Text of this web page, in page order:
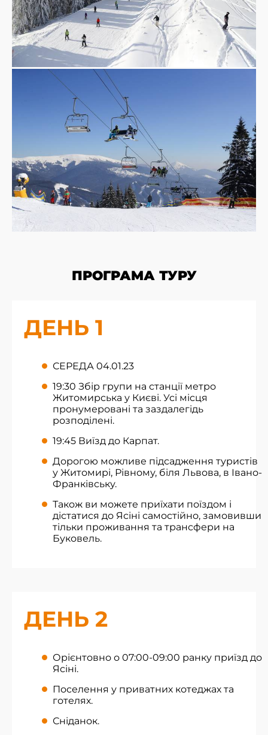
ПРОГРАМА ТУРУ
ДЕНЬ 1
СЕРЕДА 04.01.23
19:30 Збір групи на станції метро
Житомирська у Києві. Усі місця
пронумеровані та заздалегідь
розподілені.
19:45 Виїзд до Карпат.
Дорогою можливе підсадження туристів
у Житомирі, Рівному, біля Львова, в Івано-
Франківську.
Також ви можете приїхати поїздом і
дістатися до Ясіні самостійно, замовивши
тільки проживання та трансфери на
Буковель.
ДЕНЬ 2
Орієнтовно о 07:00-09:00 ранку приїзд до
Ясіні.
Поселення у приватних котеджах та
готелях.
Сніданок.